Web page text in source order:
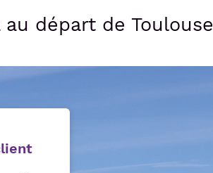
départ de Toulouse